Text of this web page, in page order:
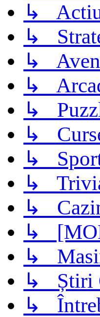
↳
↳
↳
↳
↳
↳
↳
↳
↳
↳
↳
↳ Știri
↳